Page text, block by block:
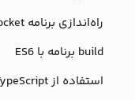
راه‌اندازی برنامه Websocket
build برنامه با ES6
استفاده از TypeScript